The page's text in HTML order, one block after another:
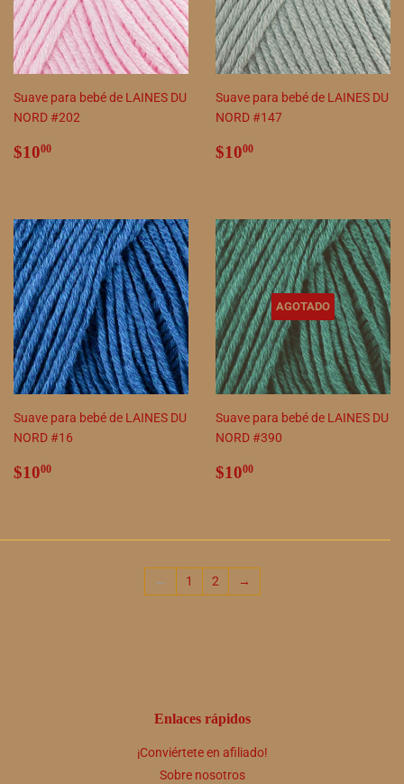
Suave para bebé de LAINES DU
NORD #202
Precio
$1000
Suave para bebé de LAINES DU
NORD #147
Precio
$1000
Suave para bebé de LAINES DU
NORD #16
Precio
$1000
AGOTADO
Suave para bebé de LAINES DU
NORD #390
Precio
$1000
← 1 2 →
Enlaces rápidos
¡Conviértete en afiliado!
Sobre nosotros